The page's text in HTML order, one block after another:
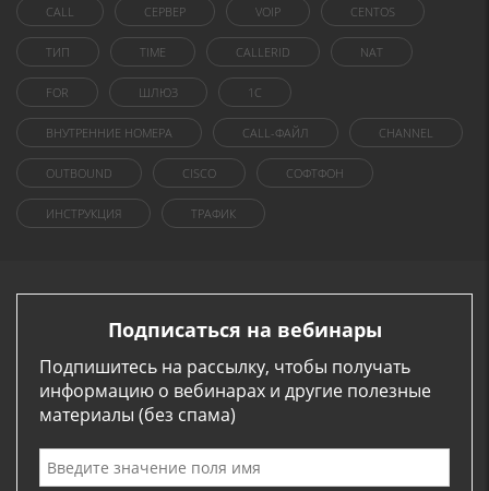
CALL СЕРВЕР VOIP CENTOS
ТИП TIME CALLERID NAT
FOR ШЛЮЗ 1C
ВНУТРЕННИЕ НОМЕРА CALL-ФАЙЛ CHANNEL
OUTBOUND CISCO СОФТФОН
ИНСТРУКЦИЯ ТРАФИК
Подписаться на вебинары
Подпишитесь на рассылку, чтобы получать
информацию о вебинарах и другие полезные
материалы (без спама)